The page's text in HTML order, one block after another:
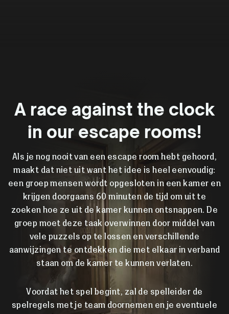
A race against the clock
in our escape rooms!
Als je nog nooit van een escape room hebt gehoord,
maakt dat niet uit want het idee is heel eenvoudig:
een groep mensen wordt opgesloten in een kamer en
krijgen doorgaans 60 minuten de tijd om uit te
zoeken hoe ze uit de kamer kunnen ontsnappen. De
groep moet deze taak overwinnen door middel van
vele puzzels op te lossen en verschillende
aanwijzingen te ontdekken die met elkaar in verband
staan om de kamer te kunnen verlaten.
Voordat het spel begint, zal de spelleider de
spelregels met je team doornemen en je eventuele